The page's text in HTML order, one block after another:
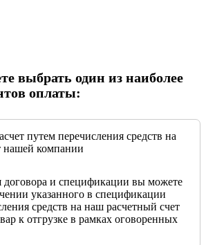
выбрать один из наиболее
оплаты:
путем перечисления средств на
нашей компании
договора и спецификации вы можете
указанного в спецификации
средств на наш расчетный счет
к отгрузке в рамках оговоренных